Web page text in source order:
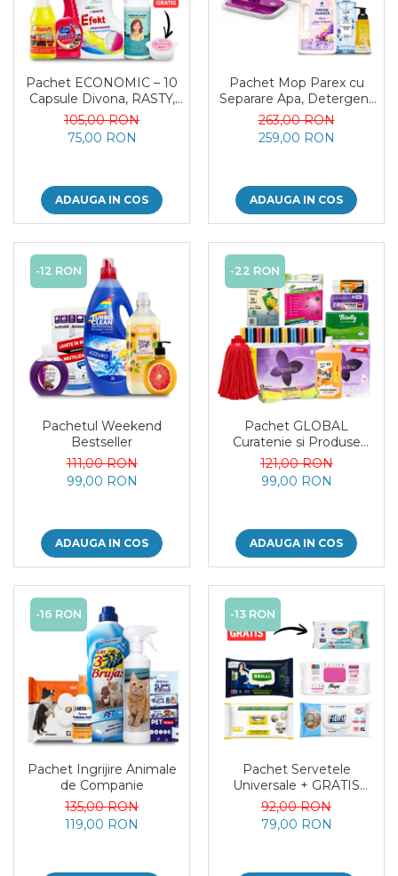
Pachet ECONOMIC – 10
Capsule Divona, RASTY,
ACEPRIN, Efekt, Secretul
Deliei + Sare Inalbire
GRATIS
105,00 RON
75,00 RON
ADAUGA IN COS
Pachet Mop Parex cu
Separare Apa, Detergent
Pardoseli, Odorizant
Camera si Sapun Spuma
263,00 RON
259,00 RON
ADAUGA IN COS
-12 RON
Pachetul Weekend
Bestseller
111,00 RON
99,00 RON
ADAUGA IN COS
-22 RON
Pachet GLOBAL
Curatenie si Produse
Esentiale pentru Casa 11
Produse
121,00 RON
99,00 RON
ADAUGA IN COS
-16 RON
Pachet Ingrijire Animale
de Companie
135,00 RON
119,00 RON
-13 RON
Pachet Servetele
Universale + GRATIS
Servetele Umede pentru
Corp cu Crema Aquella
92,00 RON
79,00 RON